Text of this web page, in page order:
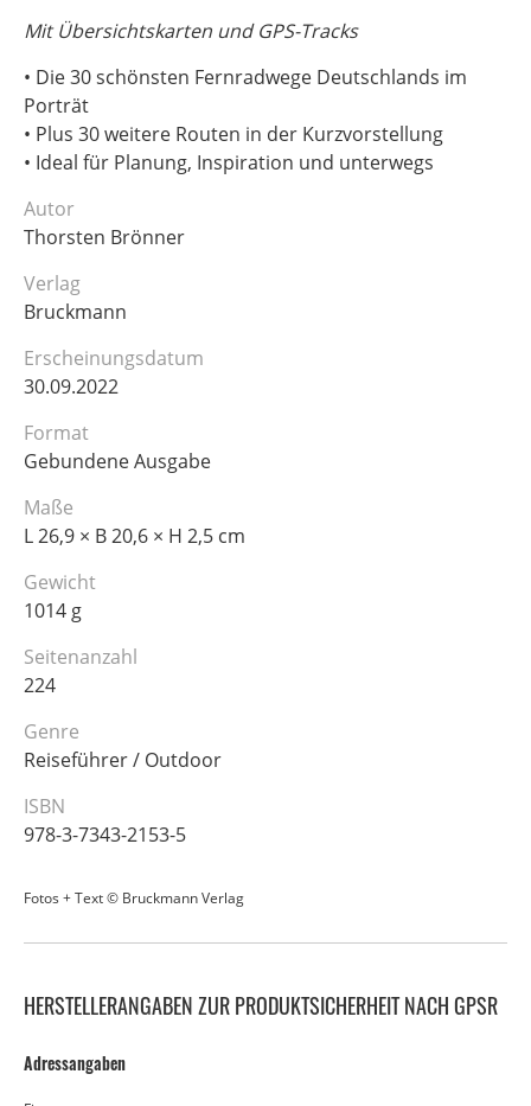
Mit Übersichtskarten und GPS-Tracks
• Die 30 schönsten Fernradwege Deutschlands im
Porträt
• Plus 30 weitere Routen in der Kurzvorstellung
• Ideal für Planung, Inspiration und unterwegs
Autor
Thorsten Brönner
Verlag
Bruckmann
Erscheinungsdatum
30.09.2022
Format
Gebundene Ausgabe
Maße
L 26,9 × B 20,6 × H 2,5 cm
Gewicht
1014 g
Seitenanzahl
224
Genre
Reiseführer / Outdoor
ISBN
978-3-7343-2153-5
Fotos + Text © Bruckmann Verlag
HERSTELLERANGABEN ZUR PRODUKTSICHERHEIT NACH GPSR
Adressangaben